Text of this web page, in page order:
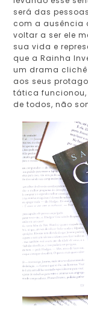
será das
com a ausência
voltar a ser ele
sua vida e
que a Rainha
um drama
aos seus
tática funcionou,
de todos, não